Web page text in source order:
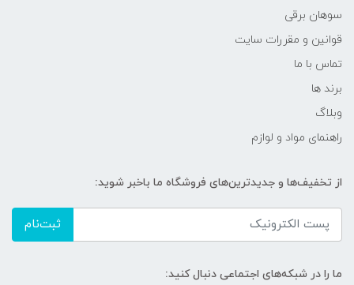
سوهان برقی
قوانین و مقررات سایت
تماس با ما
برند ها
وبلاگ
راهنمای مواد و لوازم
از تخفیف‌ها و جدیدترین‌های فروشگاه ما باخبر شوید:
ثبت‌نام
ما را در شبکه‌های اجتماعی دنبال کنید: